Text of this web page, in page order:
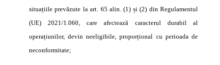
situațiile prevăzute la art. 65 alin. (1) și (2) din Regulamentul
(UE) 2021/1.060, care afectează caracterul durabil al
operațiunilor, devin neeligibile, proporțional cu perioada de
neconformitate;